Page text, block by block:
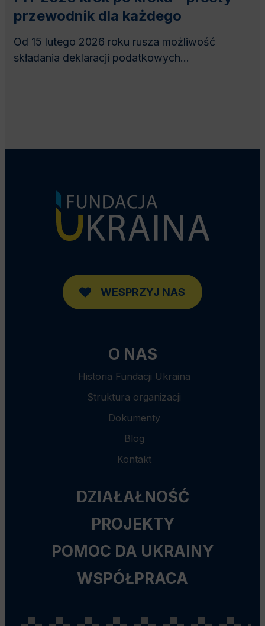
przewodnik dla każdego
Od 15 lutego 2026 roku rusza możliwość
składania deklaracji podatkowych...
WESPRZYJ NAS
O NAS
Historia Fundacji Ukraina
Struktura organizacji
Dokumenty
Blog
Kontakt
DZIAŁAŁNOŚĆ
PROJEKTY
POMOC DA UKRAINY
WSPÓŁPRACA